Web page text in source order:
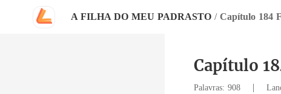
A FILHA DO MEU PADRASTO / Capítulo 184
Capítulo
Palavras: 908 |